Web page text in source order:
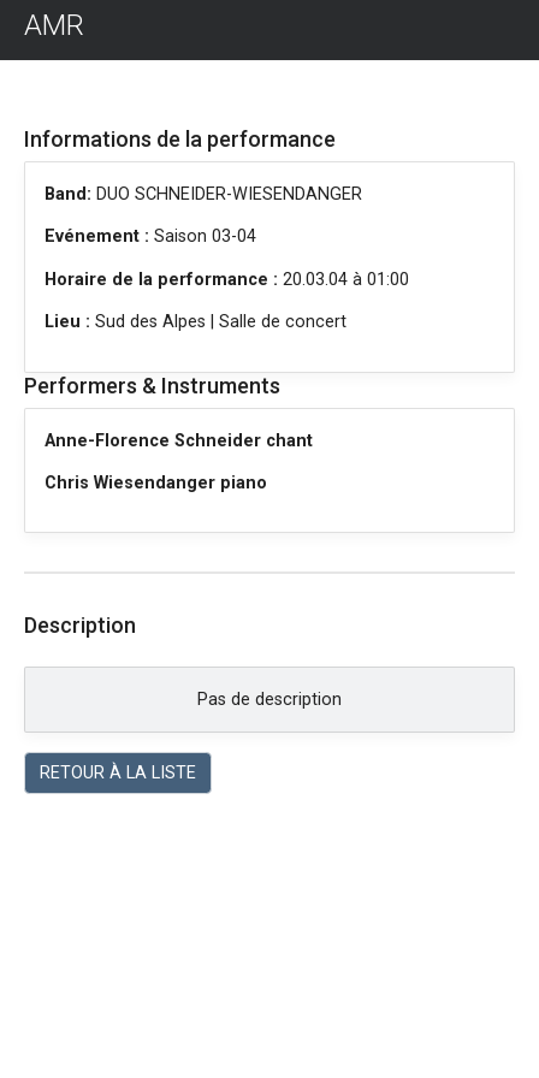
AMR
Informations de la performance
Band: DUO SCHNEIDER-WIESENDANGER
Evénement : Saison 03-04
Horaire de la performance : 20.03.04 à 01:00
Lieu : Sud des Alpes | Salle de concert
Performers & Instruments
Anne-Florence Schneider chant
Chris Wiesendanger piano
Description
Pas de description
RETOUR À LA LISTE